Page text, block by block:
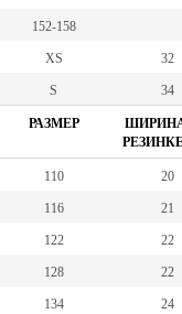
152-158
XS 32
S 34
РАЗМЕР
110 20
116 21
122 22
128 22
134 24